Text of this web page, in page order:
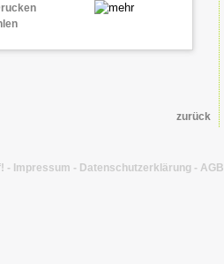
zurück
- Impressum - Datenschutzerklärung - AGB